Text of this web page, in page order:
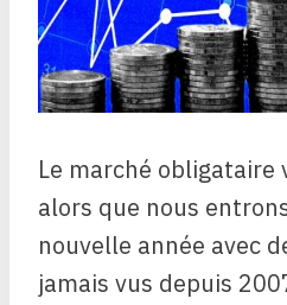
Le marché obligataire
alors que nous
nouvelle année avec
jamais vus depuis